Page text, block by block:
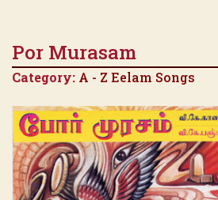
Por Murasam
Category: A - Z Eelam Songs